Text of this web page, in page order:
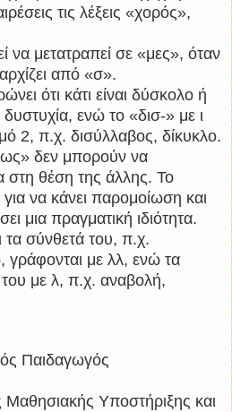
τις λέξεις «χορός»,
να μετατραπεί σε «μες», όταν
από «σ».
ότι κάτι είναι δύσκολο ή
ενώ το «δισ-» με ι
2, π.χ. δισύλλαβος, δίκυκλο.
δεν μπορούν να
στη θέση της άλλης. Το
για να κάνει παρομοίωση και
μια πραγματική ιδιότητα.
σύνθετά του, π.χ.
με λλ, ενώ τα
με λ, π.χ. αναβολή,
Παιδαγωγός
Μαθησιακής Υποστήριξης και